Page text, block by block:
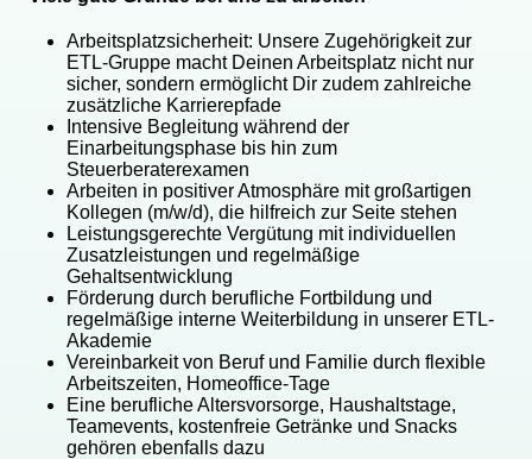
Arbeitsplatzsicherheit: Unsere Zugehörigkeit zur
ETL-Gruppe macht Deinen Arbeitsplatz nicht nur
sicher, sondern ermöglicht Dir zudem zahlreiche
zusätzliche Karrierepfade
Intensive Begleitung während der
Einarbeitungsphase bis hin zum
Steuerberaterexamen
Arbeiten in positiver Atmosphäre mit großartigen
Kollegen (m/w/d), die hilfreich zur Seite stehen
Leistungsgerechte Vergütung mit individuellen
Zusatzleistungen und regelmäßige
Gehaltsentwicklung
Förderung durch berufliche Fortbildung und
regelmäßige interne Weiterbildung in unserer ETL-
Akademie
Vereinbarkeit von Beruf und Familie durch flexible
Arbeitszeiten, Homeoffice-Tage
Eine berufliche Altersvorsorge, Haushaltstage,
Teamevents, kostenfreie Getränke und Snacks
gehören ebenfalls dazu